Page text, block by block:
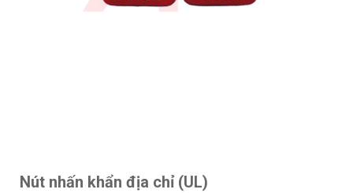
Nút nhấn khẩn địa chỉ (UL)